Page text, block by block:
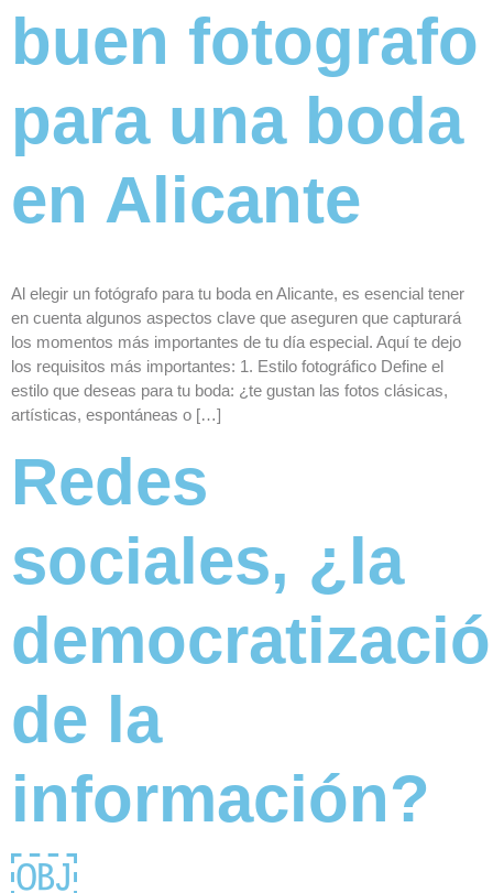
buen fotografo
para una boda
en Alicante
Al elegir un fotógrafo para tu boda en Alicante, es esencial tener
en cuenta algunos aspectos clave que aseguren que capturará
los momentos más importantes de tu día especial. Aquí te dejo
los requisitos más importantes: 1. Estilo fotográfico Define el
estilo que deseas para tu boda: ¿te gustan las fotos clásicas,
artísticas, espontáneas o […]
Redes
sociales, ¿la
de la
información?